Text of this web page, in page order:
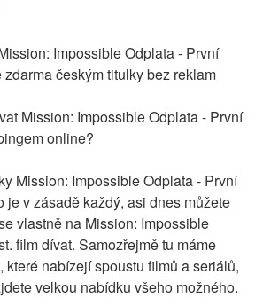
Impossible Odplata - První
českým titulky bez reklam
Mission: Impossible Odplata - První
online?
Mission: Impossible Odplata - První
je v zásadě každý, asi dnes můžete
vlastně na Mission: Impossible
film dívat. Samozřejmě tu máme
které nabízejí spoustu filmů a seriálů,
velkou nabídku všeho možného.